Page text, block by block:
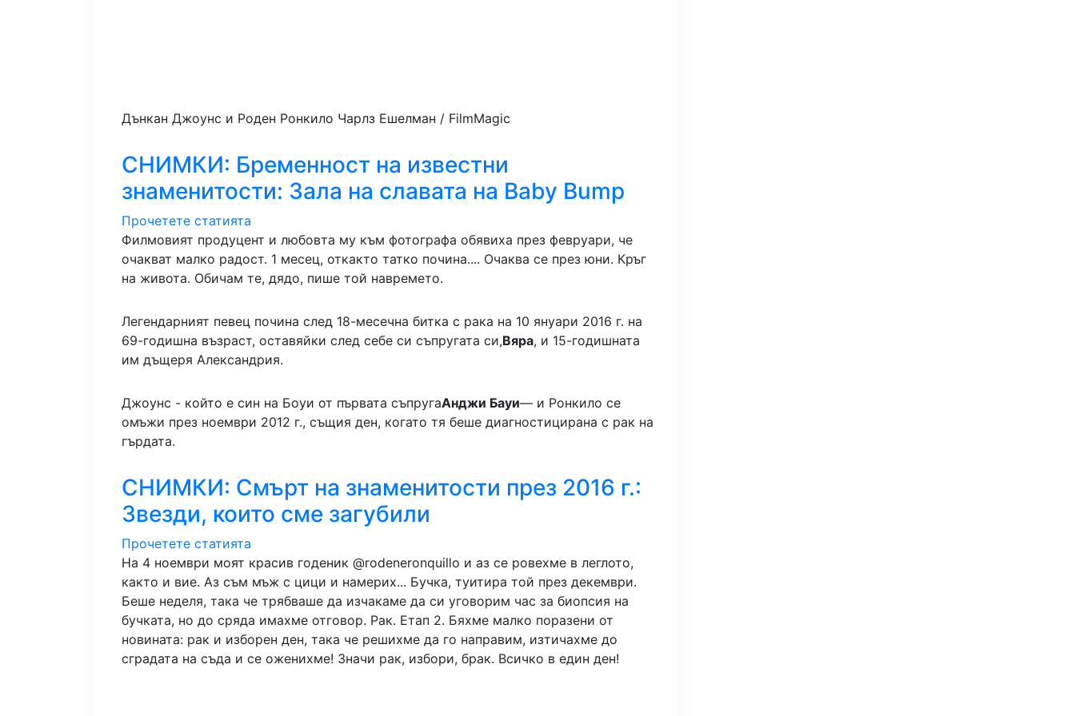
Дънкан Джоунс и Роден Ронкило Чарлз Ешелман / FilmMagic
СНИМКИ: Бременност на известни
знаменитости: Зала на славата на Baby Bump
Прочетете статията
Филмовият продуцент и любовта му към фотографа обявиха през февруари, че
очакват малко радост. 1 месец, откакто татко почина.... Очаква се през юни. Кръг
на живота. Обичам те, дядо, пише той навремето.
Легендарният певец почина след 18-месечна битка с рака на 10 януари 2016 г. на
69-годишна възраст, оставяйки след себе си съпругата си,Вяра, и 15-годишната
им дъщеря Александрия.
Джоунс - който е син на Боуи от първата съпругаАнджи Бауи— и Ронкило се
омъжи през ноември 2012 г., същия ден, когато тя беше диагностицирана с рак на
гърдата.
СНИМКИ: Смърт на знаменитости през 2016 г.:
Звезди, които сме загубили
Прочетете статията
На 4 ноември моят красив годеник @rodeneronquillo и аз се ровехме в леглото,
както и вие. Аз съм мъж с цици и намерих... Бучка, туитира той през декември.
Беше неделя, така че трябваше да изчакаме да си уговорим час за биопсия на
бучката, но до сряда имахме отговор. Рак. Етап 2. Бяхме малко поразени от
новината: рак и изборен ден, така че решихме да го направим, изтичахме до
сградата на съда и се оженихме! Значи рак, избори, брак. Всичко в един ден!